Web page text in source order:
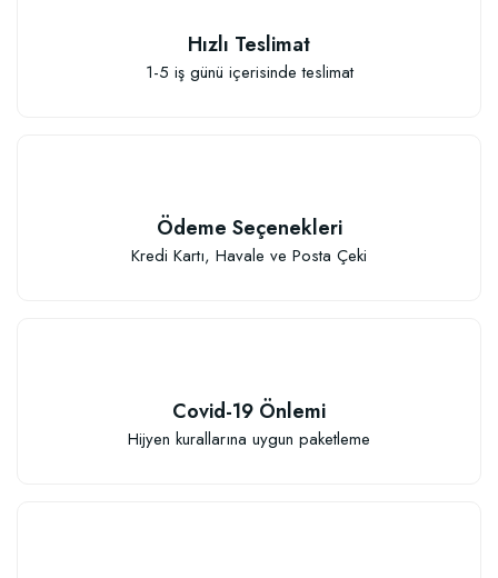
Sepete Ekle
Hızlı Teslimat
1-5 iş günü içerisinde teslimat
Ödeme Seçenekleri
Kredi Kartı, Havale ve Posta Çeki
Covid-19 Önlemi
Hijyen kurallarına uygun paketleme